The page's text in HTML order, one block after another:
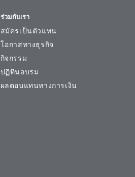
ร่วมกับเรา
สมัครเป็นตัวแทน
โอกาสทางธุรกิจ
กิจกรรม
ปฏิทินอบรม
ผลตอบแทนทางการเงิน